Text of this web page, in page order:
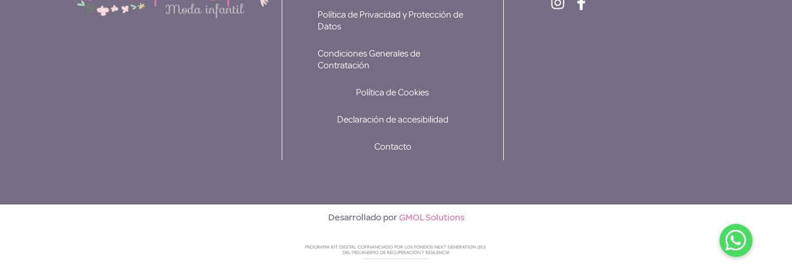
Política de Privacidad y Protección de
Datos
Condiciones Generales de
Contratación
Política de Cookies
Declaración de accesibilidad
Contacto
Desarrollado porGMOL Solutions